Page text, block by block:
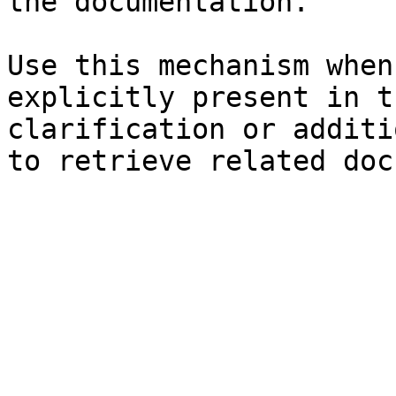
Use this mechanism
explicitly present in
clarification or